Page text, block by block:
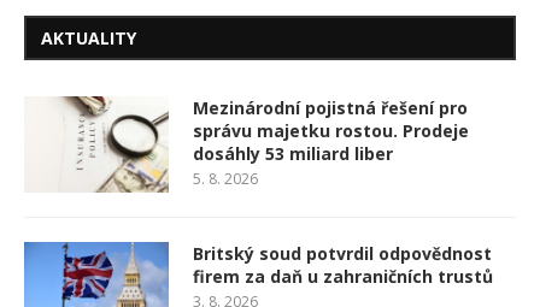
AKTUALITY
Mezinárodní pojistná řešení pro
správu majetku rostou. Prodeje
dosáhly 53 miliard liber
5. 8. 2026
Britský soud potvrdil odpovědnost
firem za daň u zahraničních trustů
3. 8. 2026